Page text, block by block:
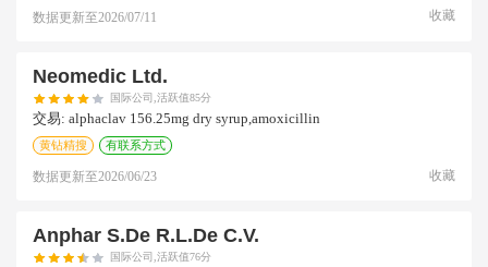
数据更新至2026/07/11 收藏
Neomedic Ltd.
国际公司,活跃值85分
交易: alphaclav 156.25mg dry syrup,amoxicillin
黄钻精搜 有联系方式
数据更新至2026/06/23 收藏
Anphar S.de R.l.de C.v.
国际公司,活跃值76分